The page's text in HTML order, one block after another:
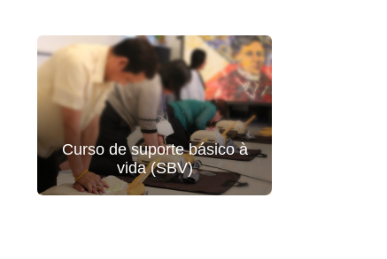
Curso de suporte básico à
vida (SBV)